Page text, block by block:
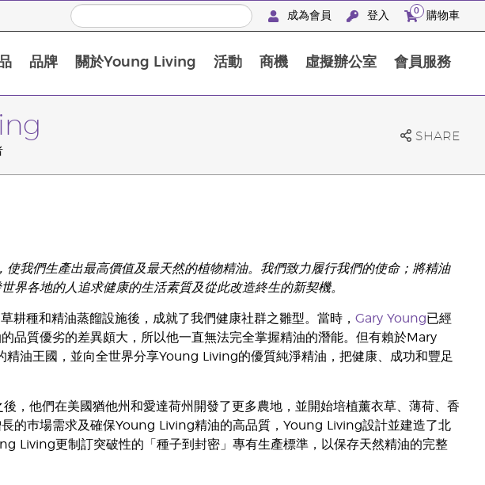
成為會員 登入 0 購物車
品牌 關於Young Living 活動 商機 虛擬辦公室 會員服務
SHARE
我們生產出最高價值及最天然的植物精油。我們致力履行我們的使命；將精油
界各地的人追求健康的生活素質及從此改造終生的新契機。
種和精油蒸餾設施後，成就了我們健康社群之雛型。當時， Gary Young已經
品質優劣的差異頗大，所以他一直無法完全掌握精油的潛能。但有賴於Mary
油王國，並向全世界分享Young Living的優質純淨精油，把健康、成功和豐足
他們在美國猶他州和愛達荷州開發了更多農地，並開始培植薰衣草、薄荷、香
的巿場需求及確保Young Living精油的高品質，Young Living設計並建造了北
Living更制訂突破性的「種子到封密」專有生產標準，以保存天然精油的完整